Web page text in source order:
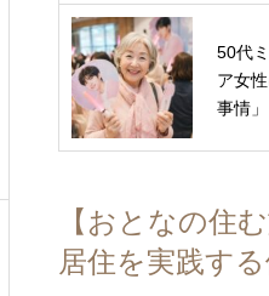
50代
ア女
事情」
【おとなの住
居住を実践す